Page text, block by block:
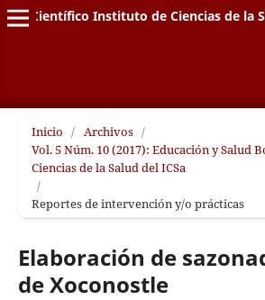
Científico Instituto de Ciencias de
Inicio / Archivos /
Vol. 5 Núm. 10 (2017): Educación y Salud
Ciencias de la Salud del ICSa
/
Reportes de intervención y/o prácticas
Elaboración de
de Xoconostle